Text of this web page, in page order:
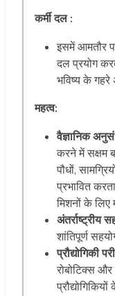
कर्मी दल :
इसमें आमतौर
दल प्रयोग
भविष्य के गहरे
महत्व:
वैज्ञानिक
करने में सक्षम
पौधों,
प्रभावित
मिशनों के लिए
अंतर्राष्ट्रीय
शांतिपूर्ण
प्रौद्योगिकी
रोबोटिक्स और